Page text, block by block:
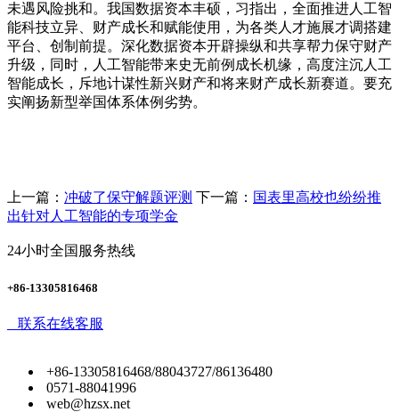
未遇风险挑和。我国数据资本丰硕，习指出，全面推进人工智
能科技立异、财产成长和赋能使用，为各类人才施展才调搭建
平台、创制前提。深化数据资本开辟操纵和共享帮力保守财产
升级，同时，人工智能带来史无前例成长机缘，高度注沉人工
智能成长，斥地计谋性新兴财产和将来财产成长新赛道。要充
实阐扬新型举国体系体例劣势。
上一篇： 冲破了保守解题评测 下一篇： 国表里高校也纷纷推
出针对人工智能的专项学金
24小时全国服务热线
+86-13305816468
联系在线客服
+86-13305816468/88043727/86136480
0571-88041996
web@hzsx.net